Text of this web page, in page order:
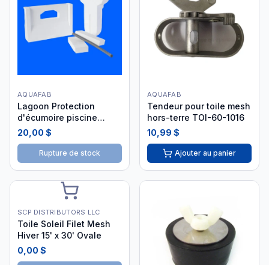
AQUAFAB
Lagoon Protection
d'écumoire piscine
creusée 5 morceaux
20,00 $
Rupture de stock
AQUAFAB
Tendeur pour toile mesh
hors-terre TOI-60-1016
10,99 $
Ajouter au panier
SCP DISTRIBUTORS LLC
Toile Soleil Filet Mesh
Hiver 15' x 30' Ovale
0,00 $